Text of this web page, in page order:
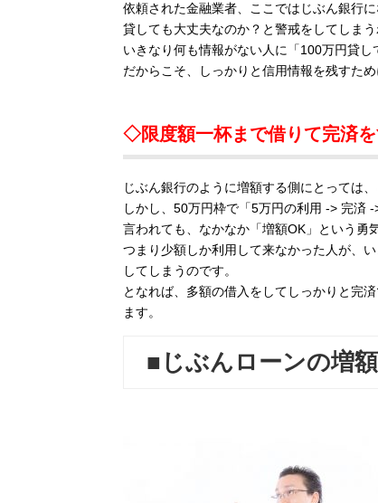
依頼された金融業者、ここではじぶん銀行
貸しても大丈夫なのか？と警戒をしてしまう
いきなり何も情報がない人に「100万円貸し
だからこそ、しっかりと信用情報を残すた
◇限度額一杯まで借りて完済
じぶん銀行のように増額する側にとっては
しかし、50万円枠で「5万円の利用 -> 完済
言われても、なかなか「増額OK」という勇
つまり少額しか利用して来なかった人が、
してしまうのです。
となれば、多額の借入をしてしっかりと完
ます。
■じぶんローンの増